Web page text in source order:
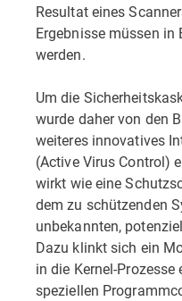
Resultat eines
Ergebnisse müssen
werden.
Um die
wurde daher von den
weiteres innovatives
(Active Virus Control)
wirkt wie eine
dem zu schützenden
unbekannten,
Dazu klinkt sich ein
in die Kernel-
speziellen